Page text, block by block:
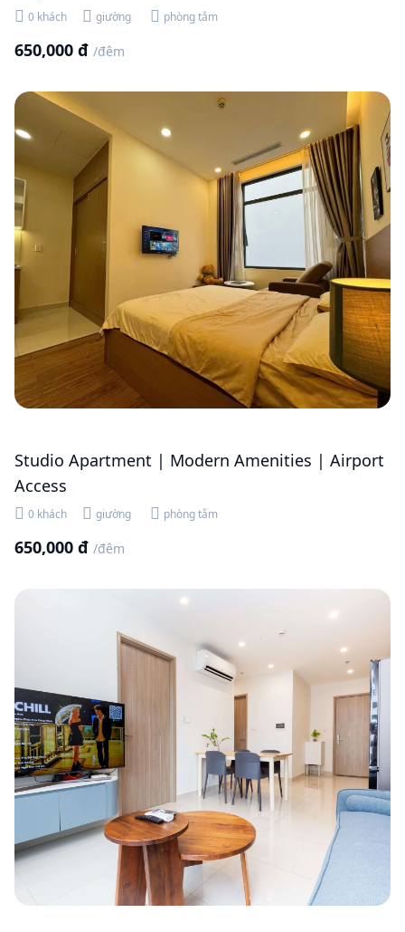
0 khách giường phòng tắm
650,000 đ /đêm
Studio Apartment | Modern Amenities | Airport
Access
0 khách giường phòng tắm
650,000 đ /đêm